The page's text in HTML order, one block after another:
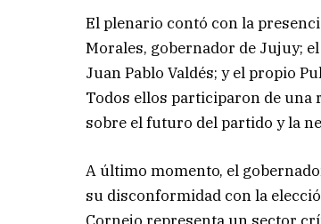
El plenario contó con la
Morales, gobernador de Jujuy;
Juan Pablo Valdés; y el propio
Todos ellos participaron de una
sobre el futuro del partido y la
A último momento, el
su disconformidad con la